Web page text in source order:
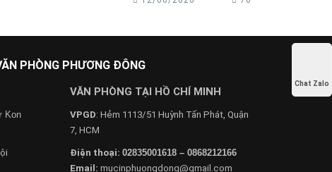
PHÒNG PHƯƠNG ĐÔNG
Kon
VĂN PHÒNG TẠI HỒ CHÍ MINH
VPGD: Hẻm 1113/51 Huỳnh Tấn Phát, Quận
7, HCM
Điện thoại: 02835001618 – 0868212166
Email: mucinphuongdong@gmail.com
Chat Zalo